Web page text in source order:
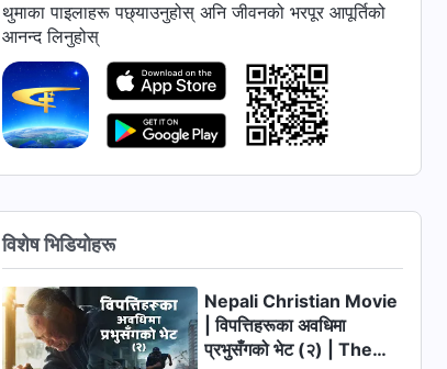
थुमाका पाइलाहरू पछ्याउनुहोस् अनि जीवनको भरपूर आपूर्तिको
आनन्द लिनुहोस्
विशेष भिडियोहरू
Nepali Christian Movie
| विपत्तिहरूका अवधिमा
प्रभुसँगको भेट (२) | The